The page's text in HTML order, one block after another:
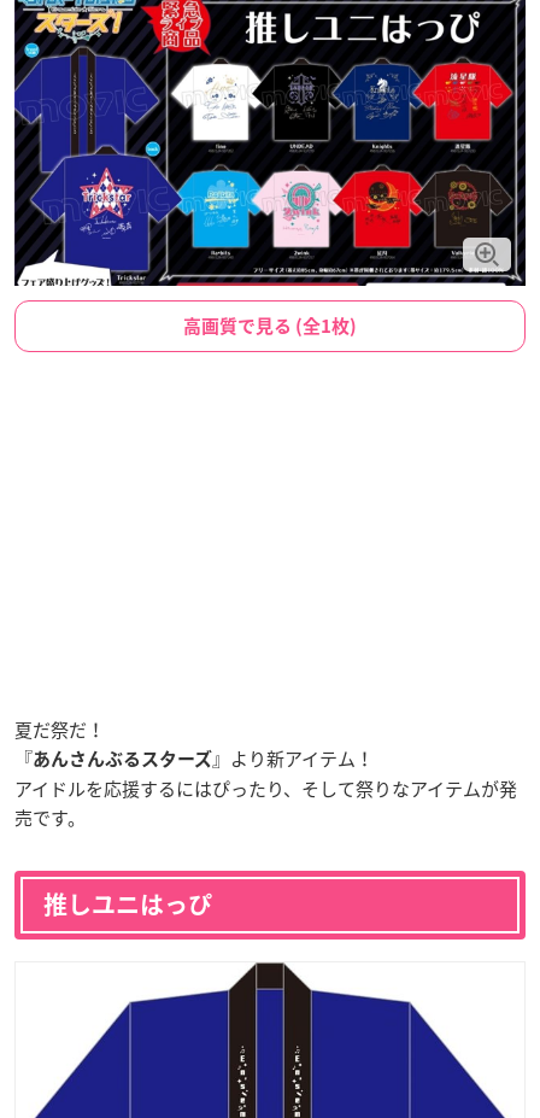
高画質で見る (全1枚)
夏だ祭だ！
『あんさんぶるスターズ』より新アイテム！
アイドルを応援するにはぴったり、そして祭りなアイテムが発
売です。
推しユニはっぴ